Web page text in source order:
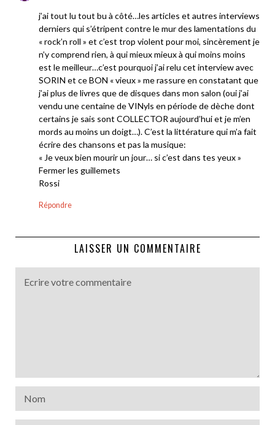
j’ai tout lu tout bu à côté…les articles et autres interviews
derniers qui s’étripent contre le mur des lamentations du
« rock’n roll » et c’est trop violent pour moi, sincèrement je
n’y comprend rien, à qui mieux mieux à qui moins moins
est le meilleur…c’est pourquoi j’ai relu cet interview avec
SORIN et ce BON « vieux » me rassure en constatant que
j’ai plus de livres que de disques dans mon salon (oui j’ai
vendu une centaine de VINyls en période de dèche dont
certains je sais sont COLLECTOR aujourd’hui et je m’en
mords au moins un doigt…). C’est la littérature qui m’a fait
écrire des chansons et pas la musique:
« Je veux bien mourir un jour… si c’est dans tes yeux »
Fermer les guillemets
Rossi
Répondre
LAISSER UN COMMENTAIRE